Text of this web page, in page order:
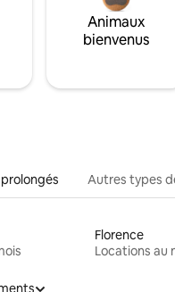
Animaux
bienvenus
Autres types
Florence
Locations au